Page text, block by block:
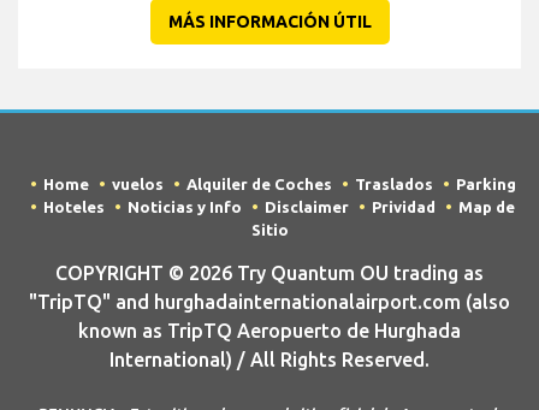
MÁS INFORMACIÓN ÚTIL
Home vuelos Alquiler de Coches Traslados
Parking
Hoteles
Noticias y Info Disclaimer Prividad
Map de
Sitio
COPYRIGHT © 2026 Try Quantum OU trading as
"TripTQ" and hurghadainternationalairport.com (also
known as TripTQ Aeropuerto de Hurghada
International) / All Rights Reserved.